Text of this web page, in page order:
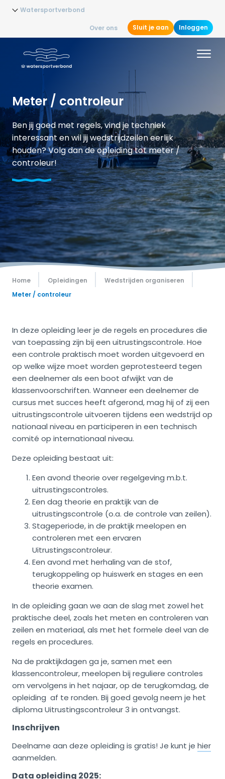
Watersportverbond
Over ons Sluit je aan Inloggen
Meter / controleur
Ben jij goed met regels, vind je techniek
interessant en wil jij wedstrijdzeilen eerlijk
houden? Volg dan de opleiding tot meter /
controleur!
Home Opleidingen
Wedstrijden organiseren
Meter / controleur
In deze opleiding leer je de regels en procedures die
van toepassing zijn bij een uitrustingscontrole. Hoe
een controle praktisch moet worden uitgevoerd en
op welke wijze moet worden geprotesteerd tegen
een deelnemer als een boot afwijkt van de
klassenvoorschriften. Wanneer een deelnemer de
cursus met succes heeft afgerond, mag hij of zij een
uitrustingscontrole uitvoeren tijdens een wedstrijd op
nationaal niveau en participeren in een technisch
comité op internationaal niveau.
Deze opleiding bestaat uit:
Een avond theorie over regelgeving m.b.t.
uitrustingscontroles.
Een dag theorie en praktijk van de
uitrustingscontrole (o.a. de controle van zeilen).
Stageperiode, in de praktijk meelopen en
controleren met een ervaren
Uitrustingscontroleur.
Een avond met herhaling van de stof,
terugkoppeling op huiswerk en stages en een
theorie examen.
In de opleiding gaan we aan de slag met zowel het
praktische deel, zoals het meten en controleren van
zeilen en materiaal, als met het formele deel van de
regels en procedures.
Na de praktijkdagen ga je, samen met een
klassencontroleur, meelopen bij reguliere controles
om vervolgens in het najaar, op de terugkomdag, de
opleiding af te ronden. Bij goed gevolg neem je het
diploma Uitrustingscontroleur 3 in ontvangst.
Inschrijven
Deelname aan deze opleiding is gratis! Je kunt je hier
aanmelden.
Data opleiding 2025: